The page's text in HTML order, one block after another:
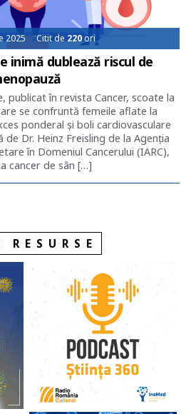
2025 Citit de 220ori
inimă dublează riscul de
publicat în revista Cancer, scoate la
se confruntă femeile aflate la
ponderal și boli cardiovasculare
de Dr. Heinz Freisling de la Agenția
în Domeniul Cancerului (IARC),
cancer de sân […]
RESURSE